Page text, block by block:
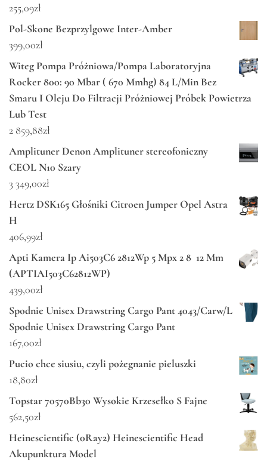
255,09zł
Pol-Skone Bezprzylgowe Inter-Amber
399,00zł
Witeg Pompa Próżniowa/Pompa Laboratoryjna
Rocker 800: 90 Mbar ( 670 Mmhg) 84 L/Min Bez
Smaru I Oleju Do Filtracji Próżniowej Próbek Powietrza
Lub Test
2 859,88zł
Amplituner Denon Amplituner stereofoniczny
CEOL N10 Szary
3 349,00zł
Hertz DSK165 Głośniki Citroen Jumper Opel Astra
H
406,99zł
Apti Kamera Ip Ai503C6 2812Wp 5 Mpx 2 8 12 Mm
(APTIAI503C62812WP)
439,00zł
Spodnie Unisex Drawstring Cargo Pant 4043/Carw/L
Spodnie Unisex Drawstring Cargo Pant
167,00zł
Pucio chce siusiu, czyli pożegnanie pieluszki
18,80zł
Topstar 70570Bb30 Wysokie Krzesełko S Fajne
562,50zł
Heinescientific (0Ray2) Heinescientific Head
Akupunktura Model